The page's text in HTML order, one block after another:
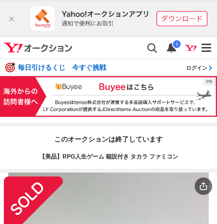
i
毎日引けるくじ 今すぐ挑戦 ログイン
このオークションは終了しています
【美品】RPG人生ゲーム 箱説付き タカラ ファミコン